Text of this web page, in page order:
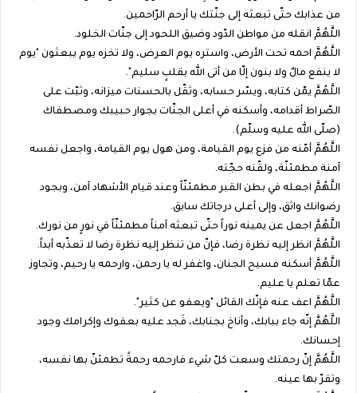
من عذابك حتّى تبعثه إلى جنّتك يا أرحم الرّاحمين.
اللَّهُمَّ انقله من مواطن الدّود وضيق اللحود إلى جنّات الخلود.
اللَّهُمَّ احمه تحت الأرض، واستره يوم العرض، ولا تخزه يوم يبعثون "يوم
لا ينفع مالٌ ولا بنون إلّا من أتى الله بقلبٍ سليم".
اللَّهُمَّ يمّن كتابه، ويسّر حسابه، وثقّل بالحسنات ميزانه، وثبّت على
الصّراط أقدامه، وأسكنه في أعلى الجنّات بجوار حبيبك ومصطفاك
(صلّى الله عليه وسلّم).
اللَّهُمَّ أمّنه من فزع يوم القيامة، ومن هول يوم القيامة، واجعل نفسه
آمنة مطمئنّة، ولقّنه حجّته.
اللَّهُمَّ اجعله في بطن القبر مطمئنّاً وعند قيام الأشهاد آمن، وبجود
رضوانك واثق، وإلى أعلى درجاتك سابق.
اللَّهُمَّ اجعل عن يمينه نوراً حتّى تبعثه آمناً مطمئنّاً في نورٍ من نورك.
اللَّهُمَّ انظر إليه نظرة رضا، فإنّ من تنظر إليه نظرة رضا لا تعذّبه أبداً.
اللَّهُمَّ أسكنه فسيح الجنان، واغفر له يا رحمن، وارحمه يا رحيم، وتجاوز
عمّا تعلم يا عليم.
اللَّهُمَّ اعف عنه فإنّك القائل "ويعفو عن كثير".
اللَّهُمَّ إنّه جاء ببابك، وأناخ بجنابك، فَجد عليه بعفوك وإكرامك وجود
إحسانك.
اللَّهُمَّ إنّ رحمتك وسعت كلّ شيء فارحمه رحمةً تطمئنّ بها نفسه،
وتقرّ بها عينه.